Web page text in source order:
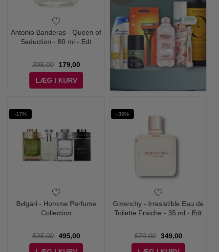
Antonio Banderas - Queen of
Seduction - 80 ml - Edt
395,00
179,00
LÆG I KURV
-17%
Bvlgari - Homme Perfume
Collection
595,00
495,00
-39%
Givenchy - Irresistible Eau de
Toilette Fraiche - 35 ml - Edt
570,00
349,00